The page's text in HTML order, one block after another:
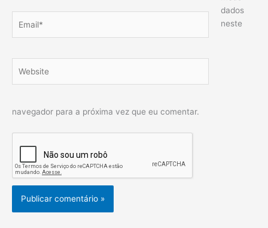
dados
neste
navegador para a próxima vez que eu comentar.